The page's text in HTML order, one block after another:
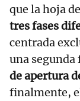
que la hoja
tres fases
centrada
una segunda
de apertura
finalmente,